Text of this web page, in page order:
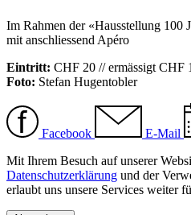
Im Rahmen der «Hausstellung 100
mit anschliessend Apéro
Eintritt: CHF 20 // ermässigt CHF
Foto: Stefan Hugentobler
Facebook E-Mail
Mit Ihrem Besuch auf unserer
Datenschutzerklärung und der
erlaubt uns unsere Services weiter